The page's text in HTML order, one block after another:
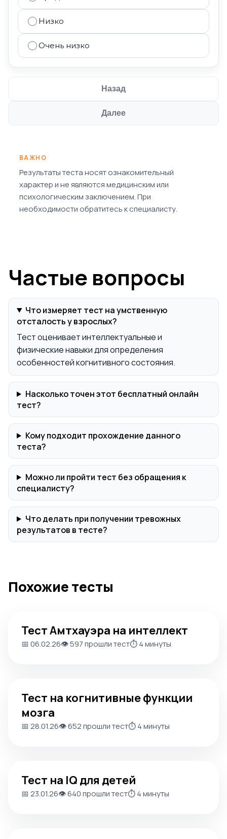
Низко
Очень низко
Назад
Далее
ВАЖНО
Результаты теста носят ознакомительный
характер и не являются медицинским или
психологическим заключением. При
необходимости обратитесь к специалисту.
Частые вопросы
Что измеряет тест на умственную
отсталость у взрослых?
Тест оценивает интеллектуальные и
физические навыки для определения
особенностей когнитивного состояния.
Насколько точен этот бесплатный онлайн
тест?
Кому подходит прохождение данного
теста?
Можно ли пройти тест без обращения к
специалисту?
Что делать при получении тревожных
результатов в тесте?
Похожие тесты
Тест Амтхауэра на интеллект
📅 06.02.26👁️ 597 прошли тест⏱️ 4 минуты
Тест на когнитивные функции
мозга
📅 28.01.26👁️ 652 прошли тест⏱️ 4 минуты
Тест на IQ для детей
📅 23.01.26👁️ 640 прошли тест⏱️ 4 минуты